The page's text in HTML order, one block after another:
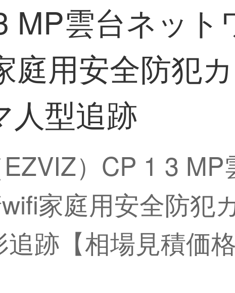
MP雲台ネット
庭用安全防犯
人型追跡
）CP 1 3 MP
家庭用安全防犯
跡【相場見積価